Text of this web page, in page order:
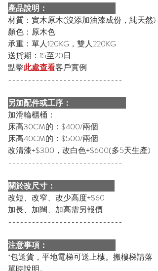
產品說明：
材質：實木原木(沒添加油漆成份，純天然)
顏色：原木色
承重：單人120KG，雙人220KG
送貨期：15至20日
點擊此處查看客戶實例
-----------------------------
另加配件或工序：
加滑輪櫃桶：
床高30CM的：$400/兩個
床高40CM的：$500/兩個
改清漆+$300，改白色+$600(多5天生產)
-----------------------------
關於改尺寸：
改短、改窄、改少高度+$60
加長、加闊、加高需另報價
-----------------------------
注意事項：
*包送貨，平地電梯可送上樓。搬樓梯請落
單時說明。